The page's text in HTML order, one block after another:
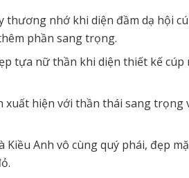
thương nhớ khi diện đầm dạ hội
phần sang trọng.
tựa nữ thần khi diện thiết kế cúp
xuất hiện với thần thái sang trọng
Kiều Anh vô cùng quý phái, đẹp